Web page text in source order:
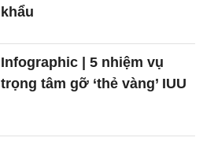
khẩu
Infographic | 5 nhiệm vụ
trọng tâm gỡ ‘thẻ vàng’ IUU